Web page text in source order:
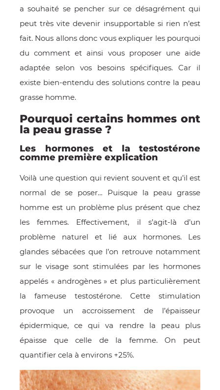
a souhaité se pencher sur ce désagrément qui
peut très vite devenir insupportable si rien n’est
fait. Nous allons donc vous expliquer les pourquoi
du comment et ainsi vous proposer une aide
adaptée selon vos besoins spécifiques. Car il
existe bien-entendu des solutions contre la peau
grasse homme.
Pourquoi certains hommes ont
la peau grasse ?
Les hormones et la testostérone
comme première explication
Voilà une question qui revient souvent et qu’il est
normal de se poser… Puisque la peau grasse
homme est un problème plus présent que chez
les femmes. Effectivement, il s’agit-là d’un
problème naturel et lié aux hormones. Les
glandes sébacées que l’on retrouve notamment
sur le visage sont stimulées par les hormones
appelés « androgènes » et plus particulièrement
la fameuse testostérone. Cette stimulation
provoque un accroissement de l’épaisseur
épidermique, ce qui va rendre la peau plus
épaisse que celle de la femme. On peut
quantifier cela à environs +25%.